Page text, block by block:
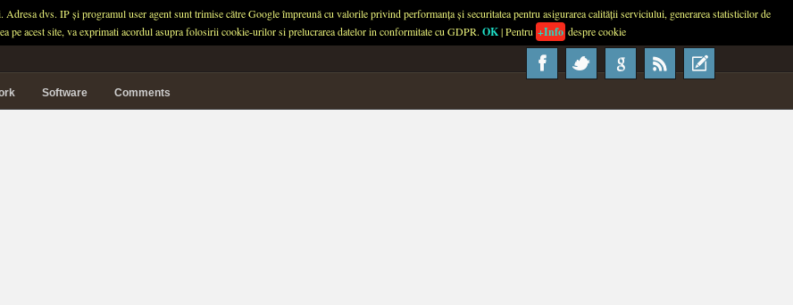
About Contact Advertise Usage
Software Comments
dvs. IP și programul user agent sunt trimise către Google împreună cu valorile privind performanța și securitatea pentru asigurarea calității serviciului, generarea statisticilor de
pe acest site, va exprimati acordul asupra folosirii cookie-urilor si prelucrarea datelor in conformitate cu GDPR. OK| Pentru +Info despre cookie